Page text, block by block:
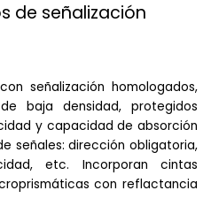
de señalización
señalización homologados,
baja densidad, protegidos
y capacidad de absorción
señales: dirección obligatoria,
etc. Incorporan cintas
con reflactancia